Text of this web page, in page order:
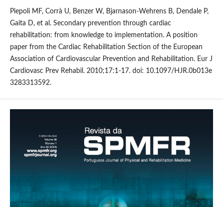
Piepoli MF, Corrà U, Benzer W, Bjarnason-Wehrens B, Dendale P,
Gaita D, et al. Secondary prevention through cardiac
rehabilitation: from knowledge to implementation. A position
paper from the Cardiac Rehabilitation Section of the European
Association of Cardiovascular Prevention and Rehabilitation. Eur J
Cardiovasc Prev Rehabil. 2010;17:1-17. doi: 10.1097/HJR.0b013e
3283313592.